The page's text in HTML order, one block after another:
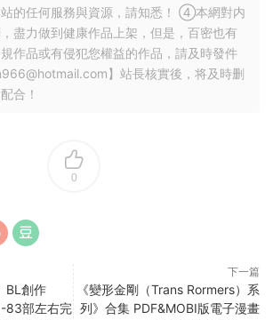
站的任何服務與資源，請知悉！ ④本網對内
盡力做到健康作品上架，但是，百密也有
作品或有侵犯您權益的作品，請及時發件
】站長核實後，将及時删
合！
0
BL創作
83部左右完
下一篇
《變形金剛（Trans Rormers）系
列》合集 PDF&MOBI版電子漫畫